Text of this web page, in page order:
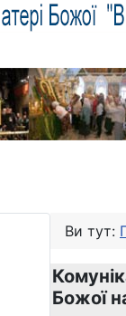
Ви тут:
Божої